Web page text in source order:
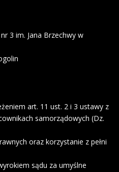
3 im. Jana Brzechwy w
art. 11 ust. 2 i 3 ustawy z
samorządowych (Dz.
oraz korzystanie z pełni
sądu za umyślne